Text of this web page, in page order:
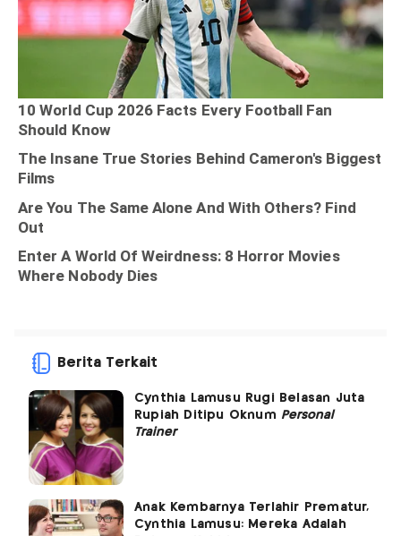
Berita Terkait
Cynthia Lamusu Rugi Belasan Juta
Rupiah Ditipu Oknum Personal
Trainer
Anak Kembarnya Terlahir Prematur,
Cynthia Lamusu: Mereka Adalah